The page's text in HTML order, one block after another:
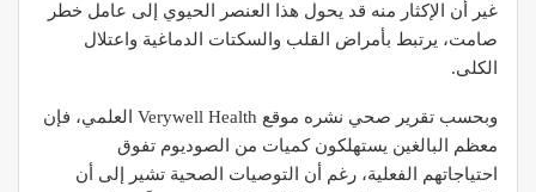
غير أن الإكثار منه قد يحول هذا العنصر الحيوي إلى عامل خطر
صامت، يرتبط بأمراض القلب والسكتات الدماغية واعتلال
الكلى.
وبحسب تقرير صحي نشره موقع Verywell Health العلمي، فإن
معظم البالغين يستهلكون كميات من الصوديوم تفوق
احتياجاتهم الفعلية، رغم أن التوصيات الصحية تشير إلى أن